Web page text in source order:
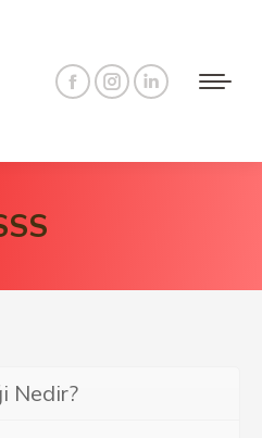
Facebook
opens
Instagram
opens
Linkedin
opens
Nedir?